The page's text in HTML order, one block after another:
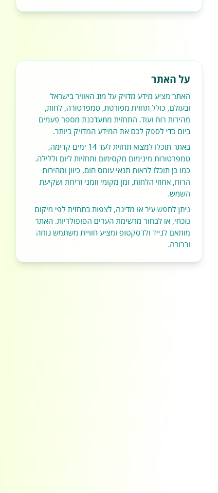
על האתר
האתר מציע מידע מדויק על מזג האוויר בישראל
ובעולם, כולל תחזית מפורטת, טמפרטורה, לחות,
מהירות רוח ועוד. התחזית מתעדכנת מספר פעמים
ביום כדי לספק לכם את המידע המדויק ביותר.
באתר תוכלו למצוא תחזית לעד 14 ימים קדימה,
טמפרטורות מינימום מקסימום ותחזיות ליום וללילה.
כמו כן תוכלו לראות תנאי עומס חום, כיוון ומהירות
הרוח, אחוזי הלחות, זמן מקומי וזמני זריחת ושקיעת
השמש.
ניתן לחפש עיר או מדינה, לצפות בתחזית לפי מיקום
נוכחי, או לבחור מרשימת הערים הפופולריות. האתר
מותאם לנייד ולדסקטופ ומציע חוויית משתמש נוחה
וברורה.